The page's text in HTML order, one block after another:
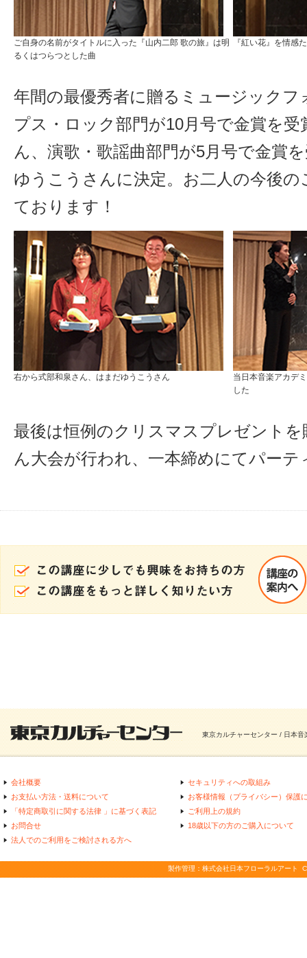
ご自身の名前がタイトルに入った『山内二郎 歌の旅』は明
るくはつらつとした曲
『紅い花』を情感
年間の最優秀者に贈るミュージックフ
プス・ロック部門が10月号で金賞を
ん、演歌・歌謡曲部門が5月号で金賞
ゆうこうさんに決定。お二人の今後
ております！
右から式部和泉さん、はまだゆうこうさん
当日本音楽アカデ
した
最後は恒例のクリスマスプレゼント
ん大会が行われ、一本締めにてパー
東京カルチャーセンター / 日本
会社概要
お支払い方法・送料について
「特定商取引に関する法律 」に基づく表記
お問合せ
法人でのご利用をご検討される方へ
セキュリティへの取組み
お客様情報（プライバシー）保護
ご利用上の規約
18歳以下の方のご購入について
製作管理：株式会社日本フローラルアート